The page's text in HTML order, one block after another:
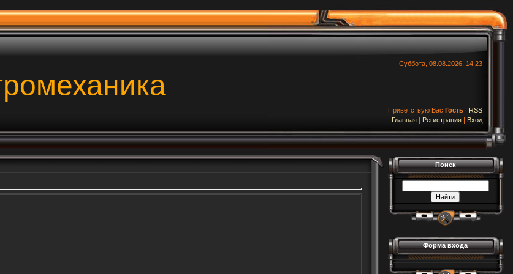
Суббота, 08.08.2026, 14:23
Приветствую Вас Гость | RSS
Главная | Регистрация | Вход
Поиск
Форма входа